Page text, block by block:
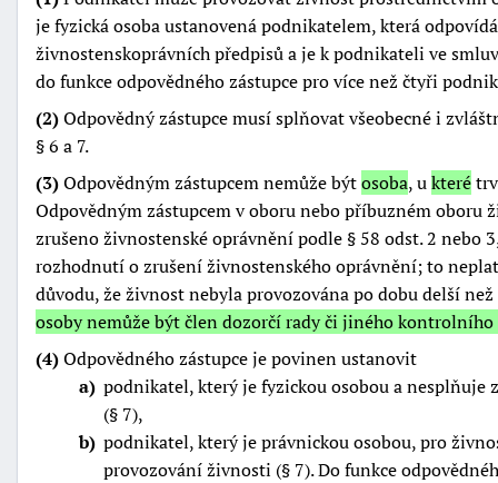
je fyzická osoba ustanovená podnikatelem, která
živnostenskoprávních předpisů a je k podnikateli ve
do funkce odpovědného zástupce pro více než čtyři
(2)Odpovědný zástupce musí splňovat všeobecné i
§ 6 a 7.
(3)Odpovědným zástupcem nemůže býtosoba, ukteré
Odpovědným zástupcem v oboru nebo příbuzném oboru
zrušeno živnostenské oprávnění podle § 58 odst. 2 nebo
rozhodnutí o zrušení živnostenského oprávnění; to
důvodu, že živnost nebyla provozována po dobu delší než
osoby nemůže být člen dozorčí rady či jiného
(4)Odpovědného zástupce je povinen ustanovit
a podnikatel, který je fyzickou osobou a
(§ 7),
b podnikatel, který je právnickou osobou, pro
provozování živnosti (§ 7). Do funkce